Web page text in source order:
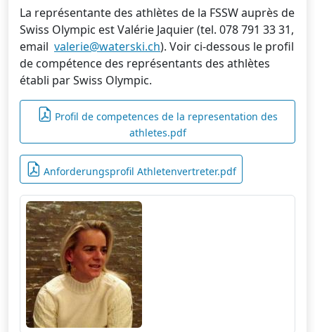
La représentante des athlètes de la FSSW auprès de
Swiss Olympic est Valérie Jaquier (tel. 078 791 33 31,
email valerie@waterski.ch). Voir ci-dessous le profil
de compétence des représentants des athlètes
établi par Swiss Olympic.
Profil de competences de la representation des
athletes.pdf
Anforderungsprofil Athletenvertreter.pdf